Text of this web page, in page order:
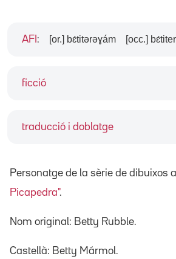
ficció
traducció i doblatge
AFI : [or.] bɛ́titərəɣám [occ.]
Personatge de la sèrie de dibuixos
Picapedra".
Nom original: Betty Rubble.
Castellà: Betty Mármol.